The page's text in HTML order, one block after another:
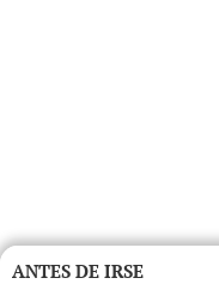
ANTES DE IRSE